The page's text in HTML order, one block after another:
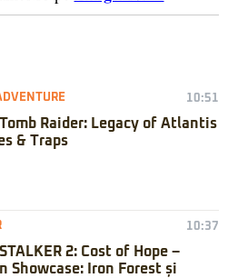
10:51
Raider: Legacy of Atlantis
& Traps
10:37
2: Cost of Hope –
Showcase: Iron Forest și